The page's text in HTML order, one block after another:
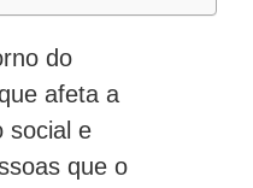
do
afeta a
social e
que o